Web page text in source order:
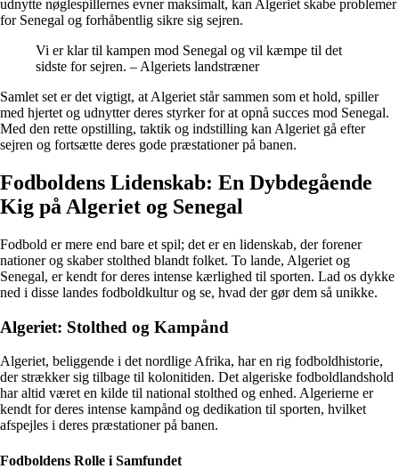
udnytte nøglespillernes evner maksimalt, kan Algeriet skabe problemer
for Senegal og forhåbentlig sikre sig sejren.
Vi er klar til kampen mod Senegal og vil kæmpe til det
sidste for sejren. – Algeriets landstræner
Samlet set er det vigtigt, at Algeriet står sammen som et hold, spiller
med hjertet og udnytter deres styrker for at opnå succes mod Senegal.
Med den rette opstilling, taktik og indstilling kan Algeriet gå efter
sejren og fortsætte deres gode præstationer på banen.
Fodboldens Lidenskab: En Dybdegående
Kig på Algeriet og Senegal
Fodbold er mere end bare et spil; det er en lidenskab, der forener
nationer og skaber stolthed blandt folket. To lande, Algeriet og
Senegal, er kendt for deres intense kærlighed til sporten. Lad os dykke
ned i disse landes fodboldkultur og se, hvad der gør dem så unikke.
Algeriet: Stolthed og Kampånd
Algeriet, beliggende i det nordlige Afrika, har en rig fodboldhistorie,
der strækker sig tilbage til kolonitiden. Det algeriske fodboldlandshold
har altid været en kilde til national stolthed og enhed. Algerierne er
kendt for deres intense kampånd og dedikation til sporten, hvilket
afspejles i deres præstationer på banen.
Fodboldens Rolle i Samfundet